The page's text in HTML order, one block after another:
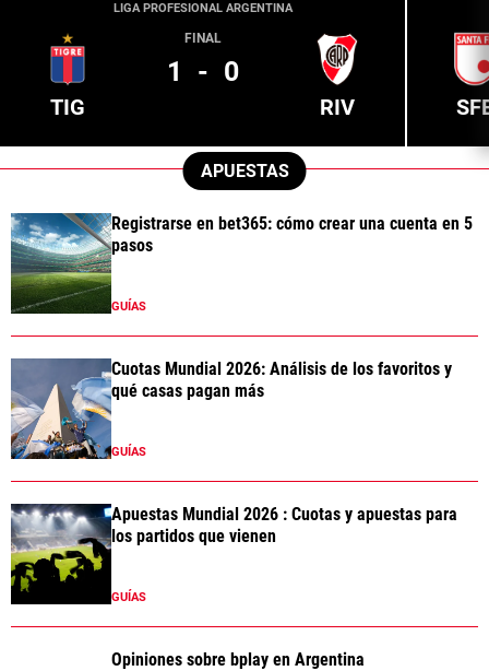
LIGA PROFESIONAL ARGENTINA
TIG
FINAL
1 - 0
RIV
APUESTAS
Registrarse en bet365: cómo crear una cuenta en 5
pasos
GUÍAS
Cuotas Mundial 2026: Análisis de los favoritos y
qué casas pagan más
GUÍAS
Apuestas Mundial 2026 : Cuotas y apuestas para
los partidos que vienen
GUÍAS
Opiniones sobre bplay en Argentina